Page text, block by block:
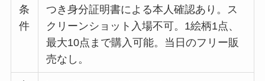
条
件
つき身分証明書による本人確認あり。ス
クリーンショット入場不可。1絵柄1点、
最大10点まで購入可能。当日のフリー販
売なし。